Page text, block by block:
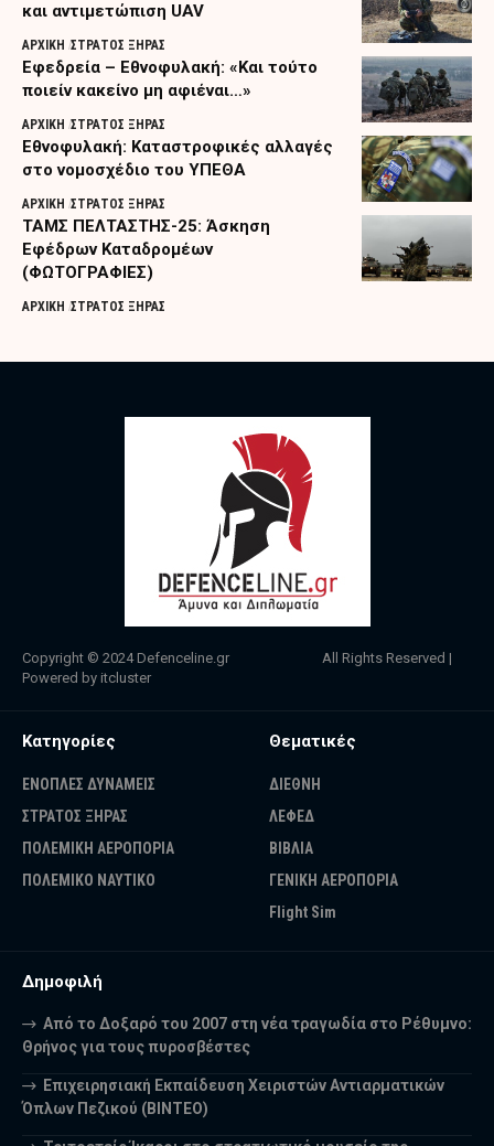
και αντιμετώπιση UAV
ΑΡΧΙΚΗ ΣΤΡΑΤΟΣ ΞΗΡΑΣ
Εφεδρεία – Εθνοφυλακή: «Και τούτο
ποιείν κακείνο μη αφιέναι…»
ΑΡΧΙΚΗ ΣΤΡΑΤΟΣ ΞΗΡΑΣ
Εθνοφυλακή: Καταστροφικές αλλαγές
στο νομοσχέδιο του ΥΠΕΘΑ
ΑΡΧΙΚΗ ΣΤΡΑΤΟΣ ΞΗΡΑΣ
ΤΑΜΣ ΠΕΛΤΑΣΤΗΣ-25: Άσκηση
Εφέδρων Καταδρομέων
(ΦΩΤΟΓΡΑΦΙΕΣ)
ΑΡΧΙΚΗ ΣΤΡΑΤΟΣ ΞΗΡΑΣ
Copyright © 2024 Defenceline.gr All Rights Reserved |
Powered by itcluster
Κατηγορίες
ΕΝΟΠΛΕΣ ΔΥΝΑΜΕΙΣ
ΣΤΡΑΤΟΣ ΞΗΡΑΣ
ΠΟΛΕΜΙΚΗ ΑΕΡΟΠΟΡΙΑ
ΠΟΛΕΜΙΚΟ ΝΑΥΤΙΚΟ
Θεματικές
ΔΙΕΘΝΗ
ΛΕΦΕΔ
ΒΙΒΛΙΑ
ΓΕΝΙΚΗ ΑΕΡΟΠΟΡΙΑ
Flight Sim
Δημοφιλή
Από το Δοξαρό του 2007 στη νέα τραγωδία στο Ρέθυμνο:
Θρήνος για τους πυροσβέστες
Επιχειρησιακή Εκπαίδευση Χειριστών Αντιαρματικών
Όπλων Πεζικού (ΒΙΝΤΕΟ)